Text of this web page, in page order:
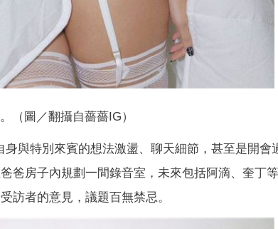
（圖／翻攝自薔薔IG）
與特別來賓的想法激盪、聊天細節，甚至是開會
爸房子內規劃一間錄音室，未來包括阿滴、奎丁
訪者的意見，議題百無禁忌。